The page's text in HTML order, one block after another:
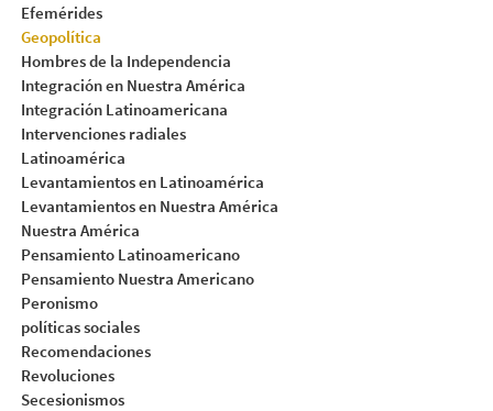
Efemérides
Geopolítica
Hombres de la Independencia
Integración en Nuestra América
Integración Latinoamericana
Intervenciones radiales
Latinoamérica
Levantamientos en Latinoamérica
Levantamientos en Nuestra América
Nuestra América
Pensamiento Latinoamericano
Pensamiento Nuestra Americano
Peronismo
políticas sociales
Recomendaciones
Revoluciones
Secesionismos